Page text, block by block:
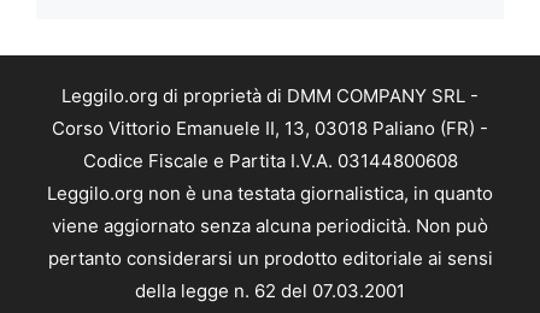
Leggilo.org di proprietà di DMM COMPANY SRL -
Corso Vittorio Emanuele II, 13, 03018 Paliano (FR) -
Codice Fiscale e Partita I.V.A. 03144800608
Leggilo.org non è una testata giornalistica, in quanto
viene aggiornato senza alcuna periodicità. Non può
pertanto considerarsi un prodotto editoriale ai sensi
della legge n. 62 del 07.03.2001